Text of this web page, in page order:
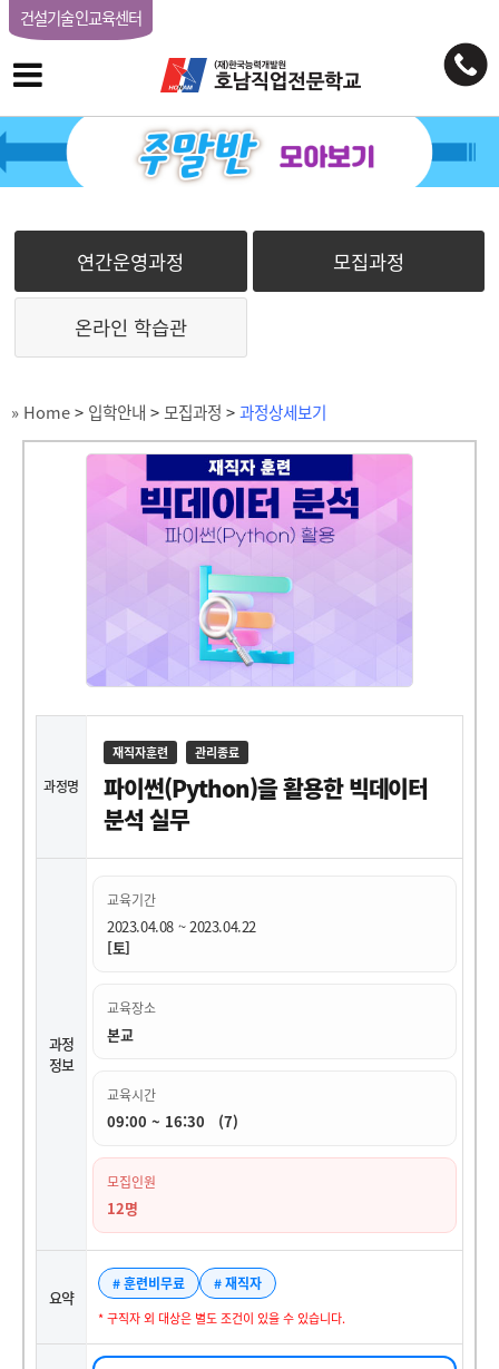
건설기술인교육센터
연간운영과정 모집과정
온라인 학습관
» Home> 입학안내 >모집과정 >과정상세보기
과정명
재직자훈련 관리종료
파이썬(Python)을 활용한 빅데이터
분석 실무
과정
정보
교육기간
2023.04.08 ~ 2023.04.22
[토]
교육장소
본교
교육시간
09:00 ~ 16:30 (7)
모집인원
12명
요약
# 훈련비무료 # 재직자
* 구직자 외 대상은 별도 조건이 있을 수 있습니다.